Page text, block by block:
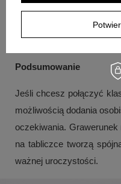
Pytanie:Jak wygląda
Zestaw umieszczamy w
dodajemy torebkę
Podsumowanie
Jeśli chcesz połączyć
możliwością dodania
oczekiwania.
na tabliczce tworzą
ważnej uroczystości.